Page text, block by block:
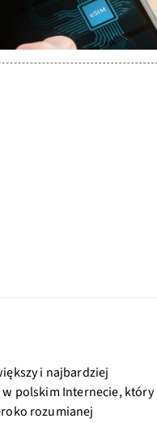
i najbardziej
polskim Internecie, który
rozumianej